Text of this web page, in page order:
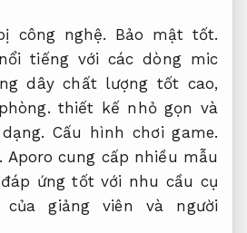
công nghệ.
Bảo mật tốt.
tiếng với các dòng mic
dây chất lượng tốt cao,
thiết kế nhỏ gọn và
Cấu hình chơi game.
Aporo cung cấp nhiều mẫu
ứng tốt với nhu cầu cụ
giảng viên và người